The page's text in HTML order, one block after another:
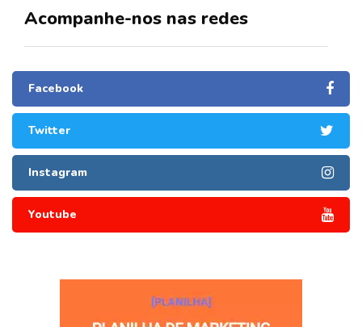
Acompanhe-nos nas redes
Facebook
Twitter
Instagram
Youtube